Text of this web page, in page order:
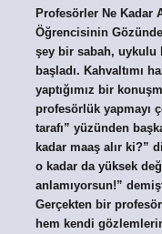
Profesörler Ne Kadar
Öğrencisinin
şey bir sabah,
başladı. Kahvaltımı
yaptığımız bir
profesörlük yapmayı
tarafı” yüzünden
kadar maaş alır ki?”
o kadar da yüksek
anlamıyorsun!”
Gerçekten bir
hem kendi